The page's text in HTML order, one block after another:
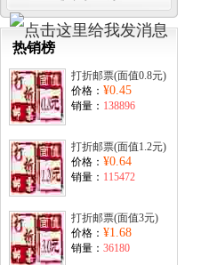
热销榜
打折邮票(面值0.8元)
价格： ¥0.45
销量： 138896
打折邮票(面值1.2元)
价格： ¥0.64
销量： 115472
打折邮票(面值3元)
价格： ¥1.68
销量： 36180